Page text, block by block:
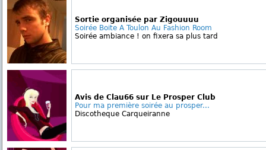
Sortie organisée par Zigouuuu
Soirée Boite A Toulon Au Fashion Room
Soirée ambiance ! on fixera sa plus tard
Avis de Clau66 sur Le Prosper Club
Pour ma première soirée au prosper...
Discotheque Carqueiranne